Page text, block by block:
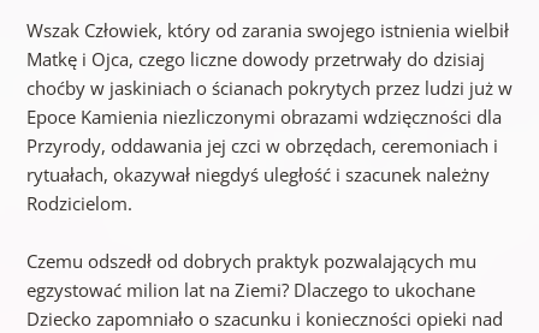
Wszak Człowiek, który od zarania swojego istnienia wielbił
Matkę i Ojca, czego liczne dowody przetrwały do dzisiaj
choćby w jaskiniach o ścianach pokrytych przez ludzi już w
Epoce Kamienia niezliczonymi obrazami wdzięczności dla
Przyrody, oddawania jej czci w obrzędach, ceremoniach i
rytuałach, okazywał niegdyś uległość i szacunek należny
Rodzicielom.
Czemu odszedł od dobrych praktyk pozwalających mu
egzystować milion lat na Ziemi? Dlaczego to ukochane
Dziecko zapomniało o szacunku i konieczności opieki nad